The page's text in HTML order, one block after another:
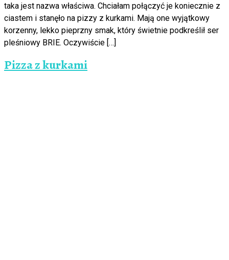
taka jest nazwa właściwa. Chciałam połączyć je koniecznie z
ciastem i stanęło na pizzy z kurkami. Mają one wyjątkowy
korzenny, lekko pieprzny smak, który świetnie podkreślił ser
pleśniowy BRIE. Oczywiście […]
Pizza z kurkami